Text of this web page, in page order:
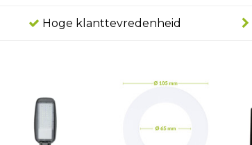
Hoge klanttevredenheid